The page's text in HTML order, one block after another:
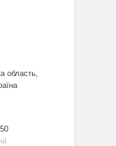
область,